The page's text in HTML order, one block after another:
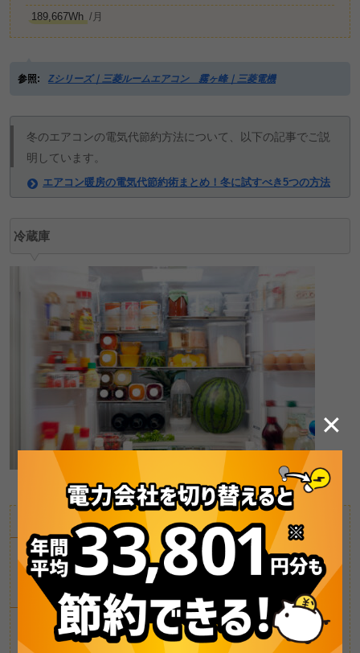
✕
189,667Wh /月
参照: Zシリーズ｜三菱ルームエアコン 霧ヶ峰｜三菱電機
冬のエアコンの電気代節約方法について、以下の記事でご説
明しています。
エアコン暖房の電気代節約術まとめ！冬に試すべき5つの方法
冷蔵庫
（153L）
22,500Wh /月
2～3人向け
（356L）
27,500Wh /月